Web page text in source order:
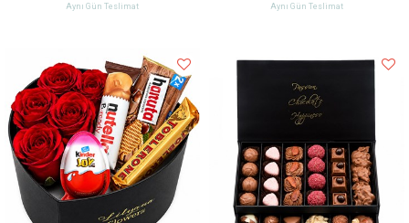
Aynı Gün Teslimat
Aynı Gün Teslimat